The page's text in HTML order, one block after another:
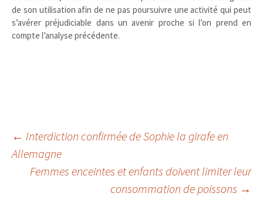
de son utilisation afin de ne pas poursuivre une activité qui peut
s’avérer préjudiciable dans un avenir proche si l’on prend en
compte l’analyse précédente.
Navigation
des
← Interdiction confirmée de Sophie la girafe en
Allemagne
Femmes enceintes et enfants doivent limiter leur
consommation de poissons →